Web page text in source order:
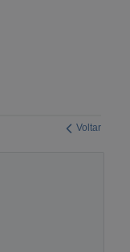
Voltar